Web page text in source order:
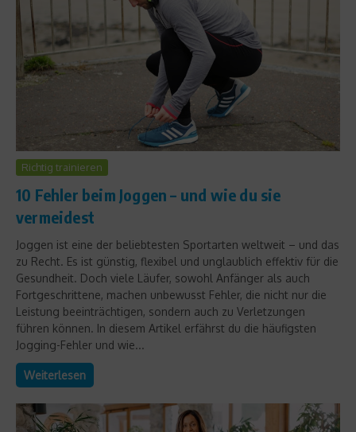
Richtig trainieren
10 Fehler beim Joggen – und wie du sie
vermeidest
Joggen ist eine der beliebtesten Sportarten weltweit – und das
zu Recht. Es ist günstig, flexibel und unglaublich effektiv für die
Gesundheit. Doch viele Läufer, sowohl Anfänger als auch
Fortgeschrittene, machen unbewusst Fehler, die nicht nur die
Leistung beeinträchtigen, sondern auch zu Verletzungen
führen können. In diesem Artikel erfährst du die häufigsten
Jogging-Fehler und wie...
Weiterlesen